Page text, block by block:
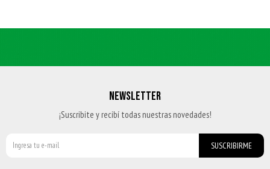
NEWSLETTER
¡Suscribite y recibí todas nuestras novedades!
SUSCRIBIRME